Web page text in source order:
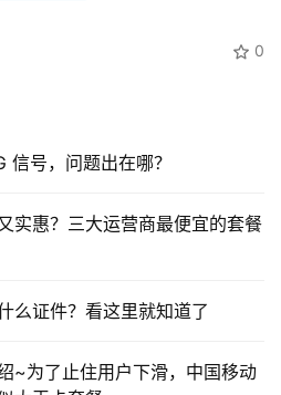
0
号，问题出在哪？
实惠？三大运营商最便宜的套餐
么证件？看这里就知道了
~为了止住用户下滑，中国移动